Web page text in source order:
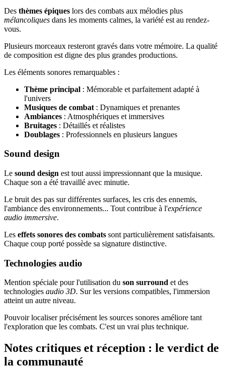
Des thèmes épiques lors des combats aux mélodies plus
mélancoliques dans les moments calmes, la variété est au rendez-
vous.
Plusieurs morceaux resteront gravés dans votre mémoire. La qualité
de composition est digne des plus grandes productions.
Les éléments sonores remarquables :
Thème principal : Mémorable et parfaitement adapté à
l'univers
Musiques de combat : Dynamiques et prenantes
Ambiances : Atmosphériques et immersives
Bruitages : Détaillés et réalistes
Doublages : Professionnels en plusieurs langues
Sound design
Le sound design est tout aussi impressionnant que la musique.
Chaque son a été travaillé avec minutie.
Le bruit des pas sur différentes surfaces, les cris des ennemis,
l'ambiance des environnements... Tout contribue à l'expérience
audio immersive.
Les effets sonores des combats sont particulièrement satisfaisants.
Chaque coup porté possède sa signature distinctive.
Technologies audio
Mention spéciale pour l'utilisation du son surround et des
technologies audio 3D. Sur les versions compatibles, l'immersion
atteint un autre niveau.
Pouvoir localiser précisément les sources sonores améliore tant
l'exploration que les combats. C'est un vrai plus technique.
Notes critiques et réception : le verdict de
la communauté